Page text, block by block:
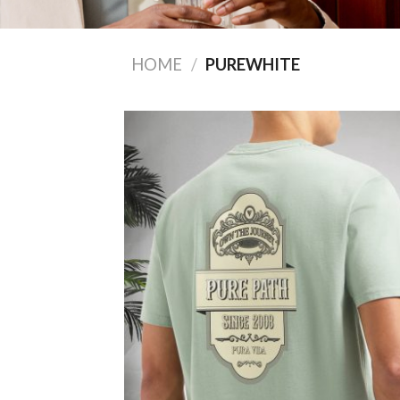
HOME / PUREWHITE